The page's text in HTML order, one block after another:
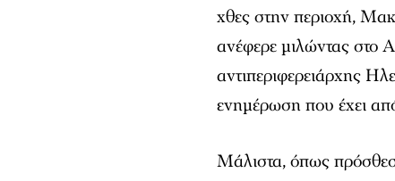
χθες στην περιοχή,
ανέφερε μιλώντας στο
αντιπεριφερειάρχης
ενημέρωση που έχει
Μάλιστα, όπως